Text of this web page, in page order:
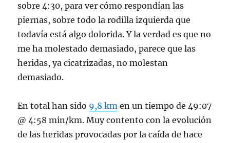
sobre 4:30, para ver cómo respondían las
piernas, sobre todo la rodilla izquierda que
todavía está algo dolorida. Y la verdad es que no
me ha molestado demasiado, parece que las
heridas, ya cicatrizadas, no molestan
demasiado.
En total han sido 9,8 km en un tiempo de 49:07
@ 4:58 min/km. Muy contento con la evolución
de las heridas provocadas por la caída de hace